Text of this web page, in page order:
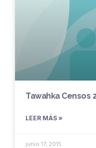
Tawahka Censos
LEER MÁS »
junio 17, 2015